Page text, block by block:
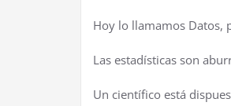
Hoy lo llamamos Datos,
Las estadísticas son
Un científico está